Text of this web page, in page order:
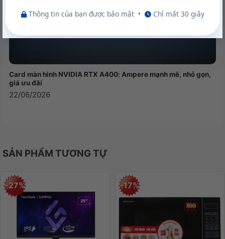
Thông tin của bạn được bảo mật • Chỉ mất 30 giây
Card màn hình NVIDIA RTX A400: Ampere mạnh mẽ, nhỏ gọn,
giá ưu đãi
22/06/2026
SẢN PHẨM TƯƠNG TỰ
-27% -17%